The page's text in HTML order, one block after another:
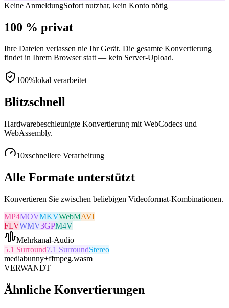
Keine AnmeldungSofort nutzbar, kein Konto nötig
100 % privat
Ihre Dateien verlassen nie Ihr Gerät. Die gesamte Konvertierung
findet in Ihrem Browser statt — kein Server-Upload.
100%lokal verarbeitet
Blitzschnell
Hardwarebeschleunigte Konvertierung mit WebCodecs und
WebAssembly.
10xschnellere Verarbeitung
Alle Formate unterstützt
Konvertieren Sie zwischen beliebigen Videoformat-Kombinationen.
MP4MOVMKVWebMAVI
FLVWMV3GPM4V
Mehrkanal-Audio
5.1 Surround7.1 SurroundStereo
mediabunny+ffmpeg.wasm
VERWANDT
Ähnliche Konvertierungen